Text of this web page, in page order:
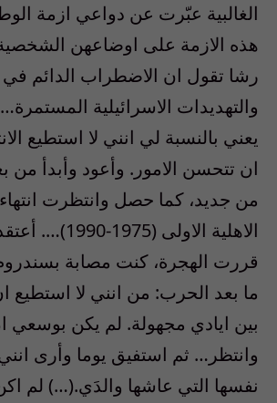
الغالبية عبّرت عن دواعي ازمة
هذه الازمة على اوضاعهن الشخصية
رشا تقول ان الاضطراب الدائم في
والتهديدات الاسرائيلية
يعني بالنسبة لي انني لا استطيع
ان تتحسن الامور. وأعود وأبدأ من
من جديد، كما حصل وانتظرت
الاهلية الاولى
ما بعد الحرب: من انني لا استطيع
بين ايادي مجهولة. لم يكن بوسعي
وانتظر… ثم استفيق يوما وأرى
نفسها التي عاشها والدَي.(…) لم